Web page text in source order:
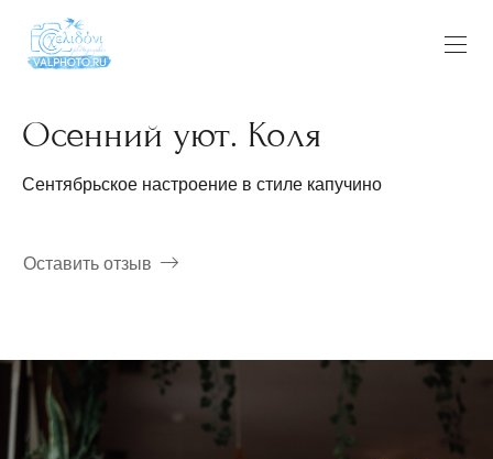
Осенний уют. Коля
Сентябрьское настроение в стиле капучино
Оставить отзыв